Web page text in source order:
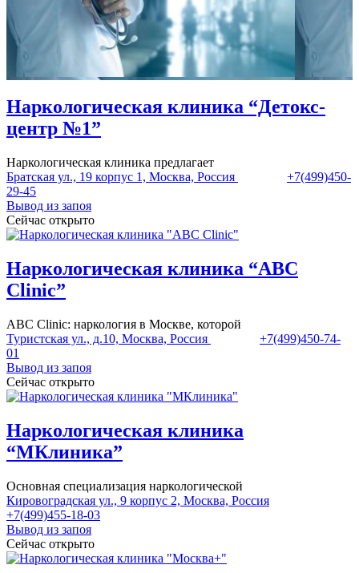
Наркологическая клиника “Детокс-
центр №1”
Наркологическая клиника предлагает
Братская ул., 19 корпус 1, Москва, Россия
+7(499)450-
29-45
Вывод из запоя
Сейчас открыто
Наркологическая клиника “ABC
Clinic”
ABC Clinic: наркология в Москве, которой
Туристская ул., д.10, Москва, Россия
+7(499)450-74-
01
Вывод из запоя
Сейчас открыто
Наркологическая клиника
“МКлиника”
Основная специализация наркологической
Кировоградская ул., 9 корпус 2, Москва, Россия
+7(499)455-18-03
Вывод из запоя
Сейчас открыто